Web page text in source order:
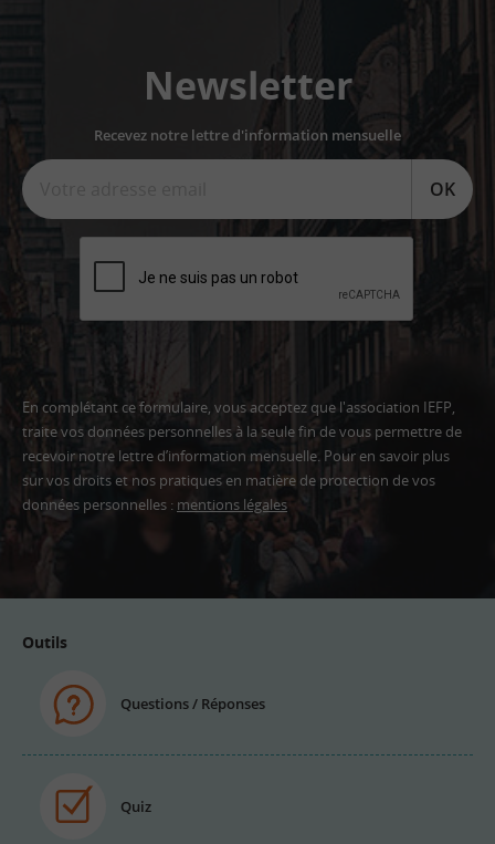
Newsletter
Recevez notre lettre d'information mensuelle
OK
En complétant ce formulaire, vous acceptez que l'association IEFP,
traite vos données personnelles à la seule fin de vous permettre de
recevoir notre lettre d’information mensuelle. Pour en savoir plus
sur vos droits et nos pratiques en matière de protection de vos
données personnelles : mentions légales
Outils
Questions / Réponses
Quiz